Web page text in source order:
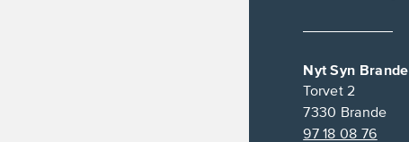
Nyt Syn Brande
Torvet 2
7330 Brande
97 18 08 76